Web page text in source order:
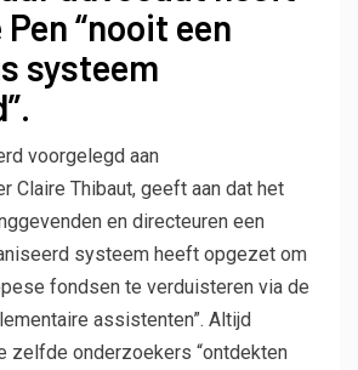
“nooit een
systeem
voorgelegd aan
Claire Thibaut, geeft aan dat het
en directeuren een
systeem heeft opgezet om
fondsen te verduisteren via de
assistenten”. Altijd
zelfde onderzoekers “ontdekten